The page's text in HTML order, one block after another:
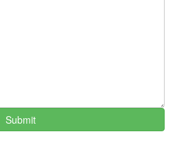
Submit